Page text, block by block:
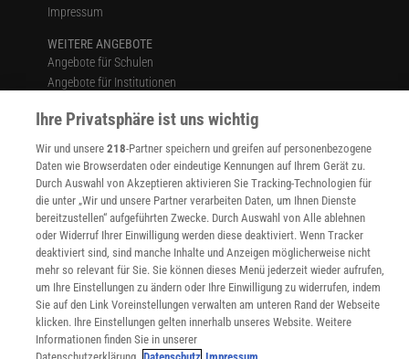
Impressum
WEITERE ANGEBOTE
Angebote für Schulen
Angebote für Institutionen
Lexika
Für Spektrum schreiben
Zugänglichkeitserklärung
WEBSEITEN
KielSCN
Wissenschaft in die Schulen
SciLogs
Uns finden Sie auch hier:
Ihre Privatsphäre ist uns wichtig
Wir und unsere218-Partner speichern und greifen auf personenbezogene
Daten wie Browserdaten oder eindeutige Kennungen auf Ihrem Gerät zu.
Durch Auswahl von Akzeptieren aktivieren Sie Tracking-Technologien für
die unter „Wir und unsere Partner verarbeiten Daten, um Ihnen Dienste
bereitzustellen“ aufgeführten Zwecke. Durch Auswahl von Alle ablehnen
oder Widerruf Ihrer Einwilligung werden diese deaktiviert. Wenn Tracker
deaktiviert sind, sind manche Inhalte und Anzeigen möglicherweise nicht
mehr so relevant für Sie. Sie können dieses Menü jederzeit wieder aufrufen,
um Ihre Einstellungen zu ändern oder Ihre Einwilligung zu widerrufen, indem
Sie auf den Link Voreinstellungen verwalten am unteren Rand der Webseite
klicken. Ihre Einstellungen gelten innerhalb unseres Website. Weitere
Informationen finden Sie in unserer